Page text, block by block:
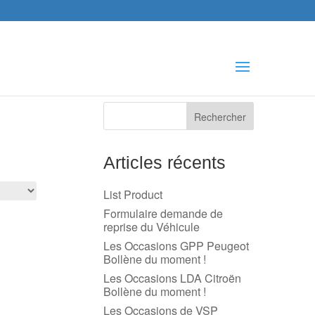
Articles récents
List Product
Formulaire demande de
reprise du Véhicule
Les Occasions GPP Peugeot
Bollène du moment !
Les Occasions LDA Citroën
Bollène du moment !
Les Occasions de VSP